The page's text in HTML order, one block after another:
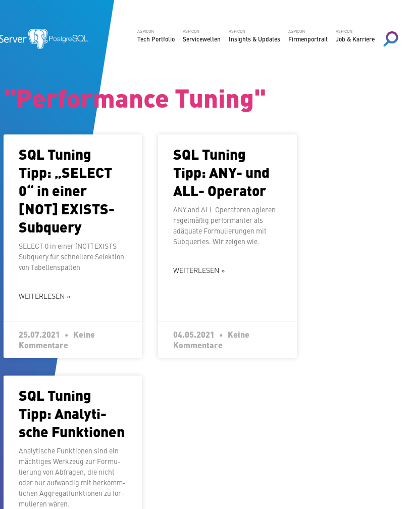
ASPICON
Tech Portfolio
ASPICON
Ser­vice­wel­ten
ASPICON
Insights & Updates
ASPICON
Fir­men­por­trait
ASPICON
Job & Karriere
Tuning"
SQL Tuning
Tipp: „SELECT
0“ in einer
[NOT] EXISTS-
Subquery
SELECT 0 in einer [NOT] EXISTS
Subquery für schnel­le­re Selektion
von Tabellenspalten
WEITERLESEN »
25.07.2021
Keine
Kommentare
SQL Tuning
Tipp: ANY- und
ALL- Operator
ANY and ALL Ope­ra­to­ren agieren
re­gel­mä­ßig per­for­man­ter als
adäquate For­mu­lie­run­gen mit
Sub­queries. Wir zeigen wie.
WEITERLESEN »
04.05.2021
Keine
Kommentare
SQL Tuning
Tipp: Ana­ly­ti­
sche Funktionen
Ana­ly­ti­sche Funk­tio­nen sind ein
mächtiges Werkzeug zur For­mu­
lie­rung von Abfragen, die nicht
oder nur aufwändig mit her­kömm­
li­chen Ag­gre­gat­funk­tio­nen zu for­
mu­lie­ren wären.